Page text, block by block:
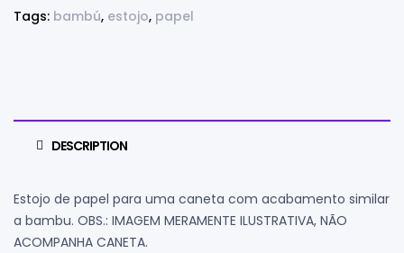
Tags: bambú, estojo, papel
DESCRIPTION
Estojo de papel para uma caneta com acabamento similar
a bambu. OBS.: IMAGEM MERAMENTE ILUSTRATIVA, NÃO
ACOMPANHA CANETA.